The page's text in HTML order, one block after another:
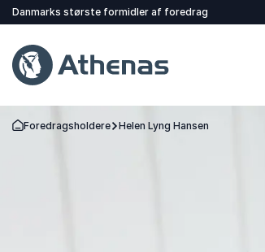
Danmarks største formidler af foredrag
Tilbage til forsiden
Foredragsholdere Helen Lyng Hansen